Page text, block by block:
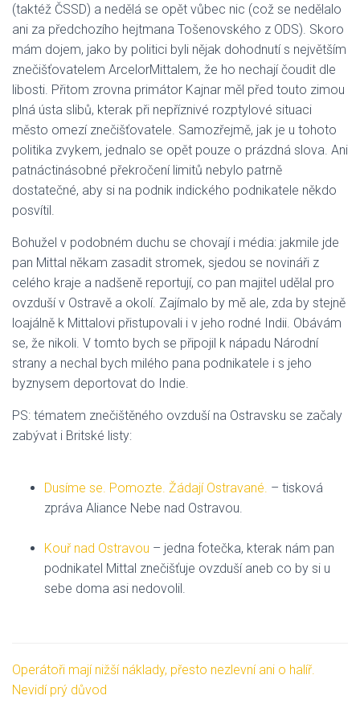
(taktéž ČSSD) a nedělá se opět vůbec nic (což se nedělalo
ani za předchozího hejtmana Tošenovského z ODS). Skoro
mám dojem, jako by politici byli nějak dohodnutí s největším
znečišťovatelem ArcelorMittalem, že ho nechají čoudit dle
libosti. Přitom zrovna primátor Kajnar měl před touto zimou
plná ústa slibů, kterak při nepříznivé rozptylové situaci
město omezí znečišťovatele. Samozřejmě, jak je u tohoto
politika zvykem, jednalo se opět pouze o prázdná slova. Ani
patnáctinásobné překročení limitů nebylo patrně
dostatečné, aby si na podnik indického podnikatele někdo
posvítil.
Bohužel v podobném duchu se chovají i média: jakmile jde
pan Mittal někam zasadit stromek, sjedou se novináři z
celého kraje a nadšeně reportují, co pan majitel udělal pro
ovzduší v Ostravě a okolí. Zajímalo by mě ale, zda by stejně
loajálně k Mittalovi přistupovali i v jeho rodné Indii. Obávám
se, že nikoli. V tomto bych se připojil k nápadu Národní
strany a nechal bych milého pana podnikatele i s jeho
byznysem deportovat do Indie.
PS: tématem znečištěného ovzduší na Ostravsku se začaly
zabývat i Britské listy:
Dusíme se. Pomozte. Žádají Ostravané. – tisková
zpráva Aliance Nebe nad Ostravou.
Kouř nad Ostravou – jedna fotečka, kterak nám pan
podnikatel Mittal znečišťuje ovzduší aneb co by si u
sebe doma asi nedovolil.
Operátoři mají nižší náklady, přesto nezlevní ani o halíř.
Nevidí prý důvod